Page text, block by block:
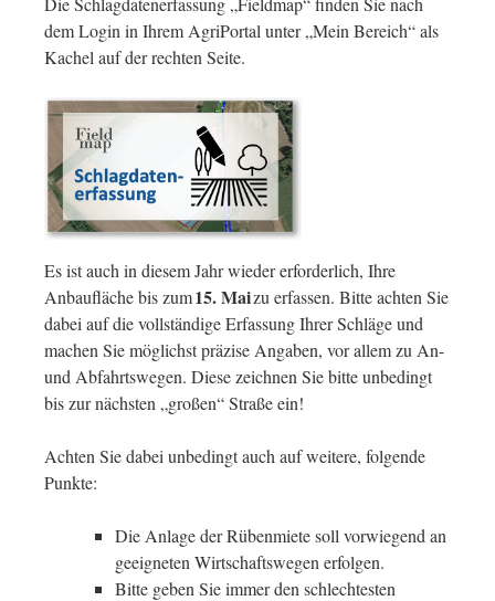
dem Login in Ihrem AgriPortal unter „Mein Bereich“ als
Kachel auf der rechten Seite.
Es ist auch in diesem Jahr wieder erforderlich, Ihre
Anbaufläche bis zum15. Maizu erfassen. Bitte achten Sie
dabei auf die vollständige Erfassung Ihrer Schläge und
machen Sie möglichst präzise Angaben, vor allem zu An-
und Abfahrtswegen. Diese zeichnen Sie bitte unbedingt
bis zur nächsten „großen“ Straße ein!
Achten Sie dabei unbedingt auch auf weitere, folgende
Punkte:
Die Anlage der Rübenmiete soll vorwiegend an
geeigneten Wirtschaftswegen erfolgen.
Bitte geben Sie immer den schlechtesten